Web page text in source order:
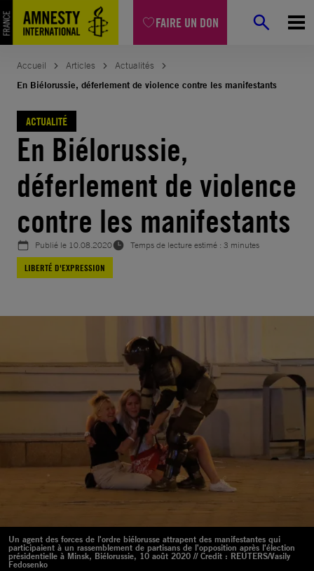
FAIRE UN DON
Aller
au
contenu
Accueil Articles
Actualités
En Biélorussie, déferlement de violence contre les manifestants
ACTUALITÉ
En Biélorussie,
déferlement de violence
contre les manifestants
Publié le 10.08.2020
Temps de lecture estimé : 3 minutes
LIBERTÉ D'EXPRESSION
Un agent des forces de l'ordre biélorusse attrapent des manifestantes qui
participaient à un rassemblement de partisans de l'opposition après l'élection
présidentielle à Minsk, Biélorussie, 10 août 2020 // Credit : REUTERS/Vasily
Fedosenko